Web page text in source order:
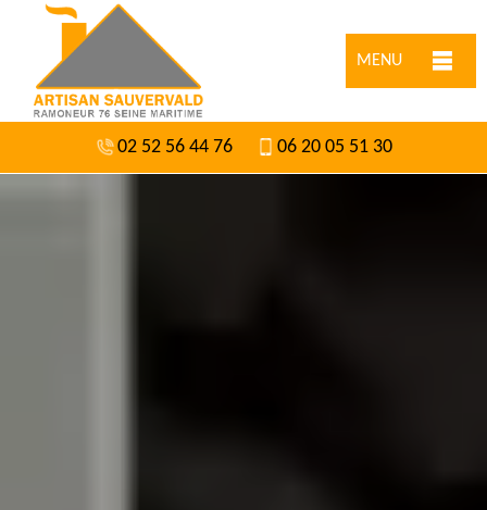
MENU
02 52 56 44 76 06 20 05 51 30